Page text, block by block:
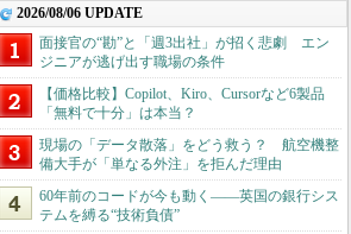
2026/08/06 UPDATE
面接官の“勘”と「週3出社」が招く悲劇 エン
ジニアが逃げ出す職場の条件
【価格比較】Copilot、Kiro、Cursorなど6製品
「無料で十分」は本当？
現場の「データ散落」をどう救う？ 航空機整
備大手が「単なる外注」を拒んだ理由
60年前のコードが今も動く――英国の銀行シス
テムを縛る“技術負債”